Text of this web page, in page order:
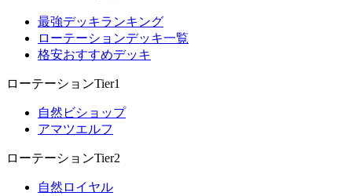
最強デッキランキング
ローテーションデッキ一覧
格安おすすめデッキ
ローテーションTier1
自然ビショップ
アマツエルフ
ローテーションTier2
自然ロイヤル